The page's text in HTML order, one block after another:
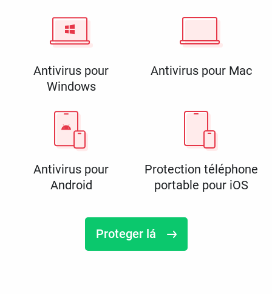
Antivirus pour
Windows
Antivirus pour Mac
Antivirus pour
Android
Protection téléphone
portable pour iOS
Proteger lá